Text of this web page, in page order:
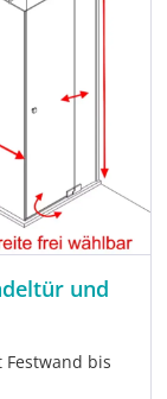
und
bis